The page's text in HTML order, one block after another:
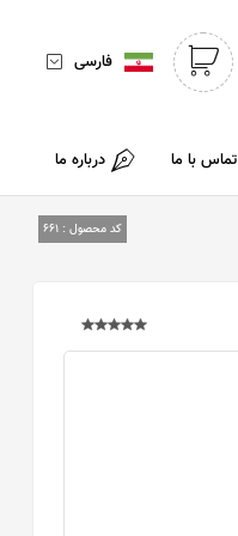
فارسی
تماس با ما درباره ما
کد محصول : 661